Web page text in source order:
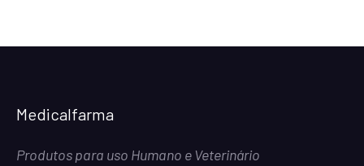
Medicalfarma
Produtos para uso Humano e Veterinário